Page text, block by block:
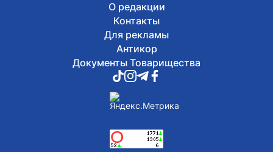
О редакции
Контакты
Для рекламы
Антикор
Документы Товарищества